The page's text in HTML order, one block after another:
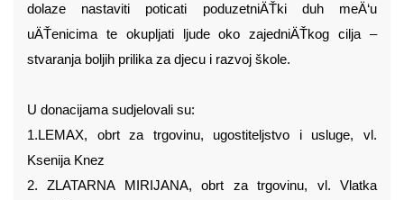
dolaze nastaviti poticati poduzetniÄŤki duh meÄ‘u
uÄŤenicima te okupljati ljude oko zajedniÄŤkog cilja –
stvaranja boljih prilika za djecu i razvoj škole.
U donacijama sudjelovali su:
1.LEMAX, obrt za trgovinu, ugostiteljstvo i usluge, vl.
Ksenija Knez
2. ZLATARNA MIRIJANA, obrt za trgovinu, vl. Vlatka